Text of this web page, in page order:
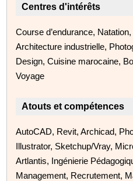
Centres d'intérêts
Course d’endurance,
Architecture industrielle,
Design, Cuisine marocaine,
Voyage
Atouts et compétences
AutoCAD, Revit, Archicad,
Illustrator, Sketchup/Vray,
Artlantis, Ingénierie
Management, Recrutement,